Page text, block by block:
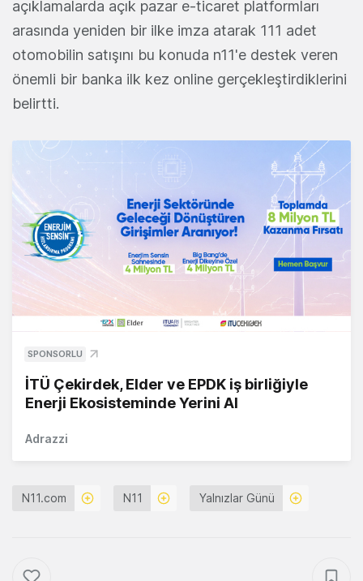
açıklamalarda açık pazar e-ticaret platformları
arasında yeniden bir ilke imza atarak 111 adet
otomobilin satışını bu konuda n11'e destek veren
önemli bir banka ilk kez online gerçekleştirdiklerini
belirtti.
SPONSORLU
İTÜ Çekirdek, Elder ve EPDK iş birliğiyle
Enerji Ekosisteminde Yerini Al
Adrazzi
N11.com N11 Yalnızlar Günü